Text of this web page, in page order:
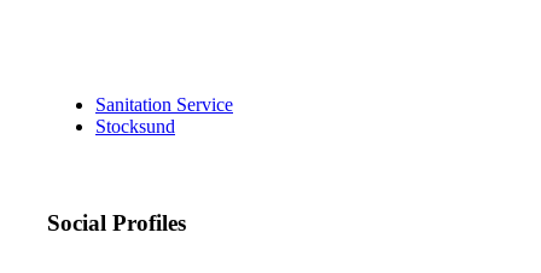
Sanitation Service
Stocksund
Social Profiles